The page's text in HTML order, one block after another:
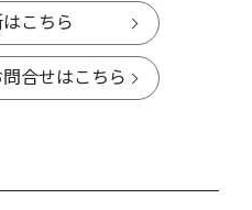
こちら
合せはこちら